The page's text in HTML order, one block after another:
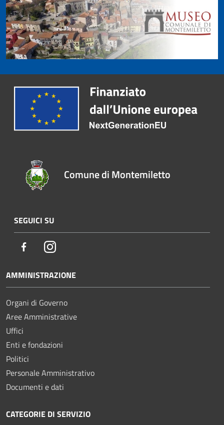
Comune di Montemiletto
SEGUICI SU
FacebookInstagram
AMMINISTRAZIONE
Organi di Governo
Aree Amministrative
Uffici
Enti e fondazioni
Politici
Personale Amministrativo
Documenti e dati
CATEGORIE DI SERVIZIO